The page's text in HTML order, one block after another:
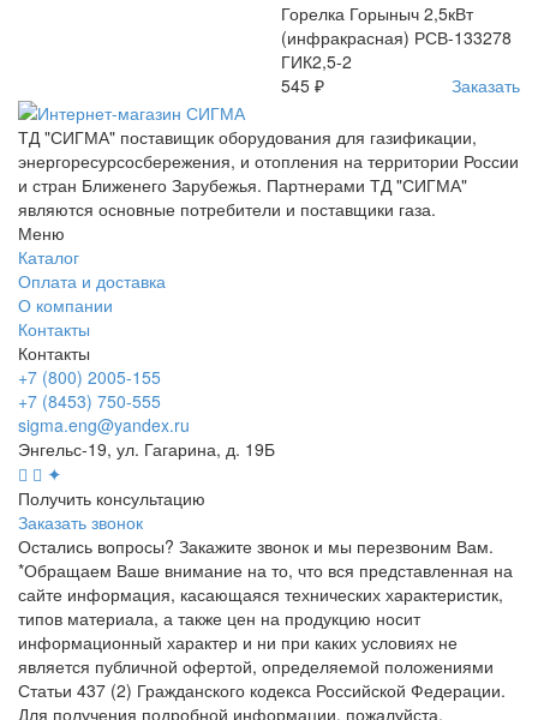
Горелка Горыныч 2,5кВт
(инфракрасная) РСВ-133278
ГИК2,5-2
545 ₽
Заказать
ТД "СИГМА" поставищик оборудования для газификации,
энергоресурсосбережения, и отопления на территории России
и стран Ближенего Зарубежья. Партнерами ТД "СИГМА"
являются основные потребители и поставщики газа.
Меню
Каталог
Оплата и доставка
О компании
Контакты
Контакты
+7 (800) 2005-155
+7 (8453) 750-555
sigma.eng@yandex.ru
Энгельс-19, ул. Гагарина, д. 19Б
✦
Получить консультацию
Заказать звонок
Остались вопросы? Закажите звонок и мы перезвоним Вам.
*Обращаем Ваше внимание на то, что вся представленная на
сайте информация, касающаяся технических характеристик,
типов материала, а также цен на продукцию носит
информационный характер и ни при каких условиях не
является публичной офертой, определяемой положениями
Статьи 437 (2) Гражданского кодекса Российской Федерации.
Для получения подробной информации, пожалуйста,